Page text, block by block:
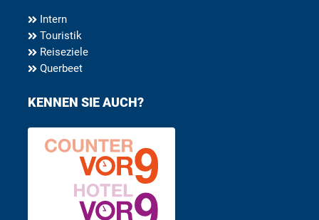
Intern
Touristik
Reiseziele
Querbeet
KENNEN SIE AUCH?